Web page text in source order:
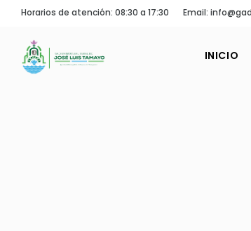
Horarios de atención: 08:30 a 17:30 Email:
INICIO